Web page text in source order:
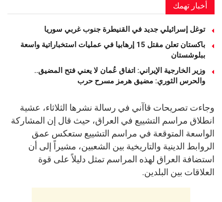
أخبار تهمك
توغل إسرائيلي جديد في القنيطرة جنوب غربي سوريا
باكستان تعلن مقتل 15 إرهابيا في عمليات استخباراتية واسعة
ببلوشستان
وزير الخارجية الإيراني: اتفاق عُمان لا يعني فتح المضيق..
والحرس الثوري: مضيق هرمز مسرح حرب
وجاءت تصريحات قاآني في رسالة نشرها الثلاثاء، عشية
انطلاق مراسم التشييع في العراق، حيث قال إن المشاركة
الواسعة المتوقعة في مراسم التشييع ستعكس عمق
الروابط الدينية والتاريخية بين الشعبين، مشيراً إلى أن
استضافة العراق لهذه المراسم تمثل دليلاً على قوة
العلاقات بين البلدين.